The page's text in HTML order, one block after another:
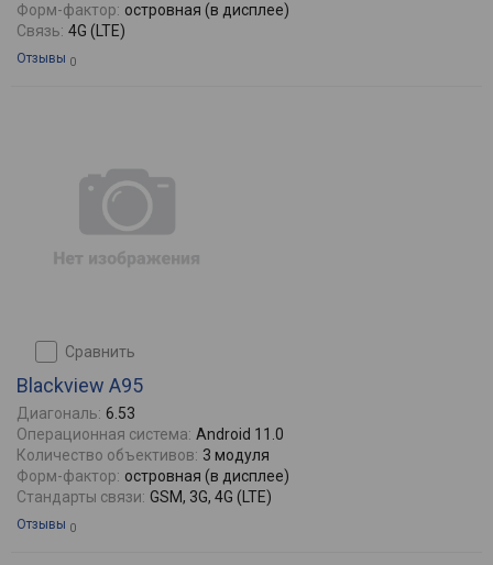
Форм-фактор: островная (в дисплее)
Связь: 4G (LTE)
Отзывы 0
сравнить
Blackview A95
Диагональ: 6.53
Операционная система: Android 11.0
Количество объективов: 3 модуля
Форм-фактор: островная (в дисплее)
Стандарты связи: GSM, 3G, 4G (LTE)
Отзывы 0